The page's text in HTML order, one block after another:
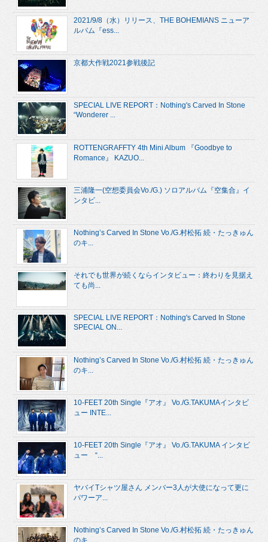
2021/9/8（水）リリース、THE BOHEMIANS ニューア
ルバム『ess...
京都大作戦2021参戦後記
SPECIAL LIVE REPORT：Nothing's Carved In Stone
“Wonderer ...
ROTTENGRAFFTY 4th Mini Album 『Goodbye to
Romance』 KAZUO...
三浦隆一(空想委員会Vo./G.) ソロアルバム『空集合』イ
ンタビ...
Nothing’s Carved In Stone Vo./G.村松拓 続・たっきゅん
のキ...
それでも世界が続くならインタビュー：終わりを見据え
ても尚...
SPECIAL LIVE REPORT：Nothing's Carved In Stone
SPECIAL ON...
Nothing’s Carved In Stone Vo./G.村松拓 続・たっきゅん
のキ...
10-FEET 20th Single『アオ』 Vo./G.TAKUMAインタビ
ュー INTE...
10-FEET 20th Single『アオ』 Vo./G.TAKUMA インタビ
ュー “...
ヤバイTシャツ屋さん メンバー3人が大使になって更に
パワーア...
Nothing’s Carved In Stone Vo./G.村松拓 続・たっきゅん